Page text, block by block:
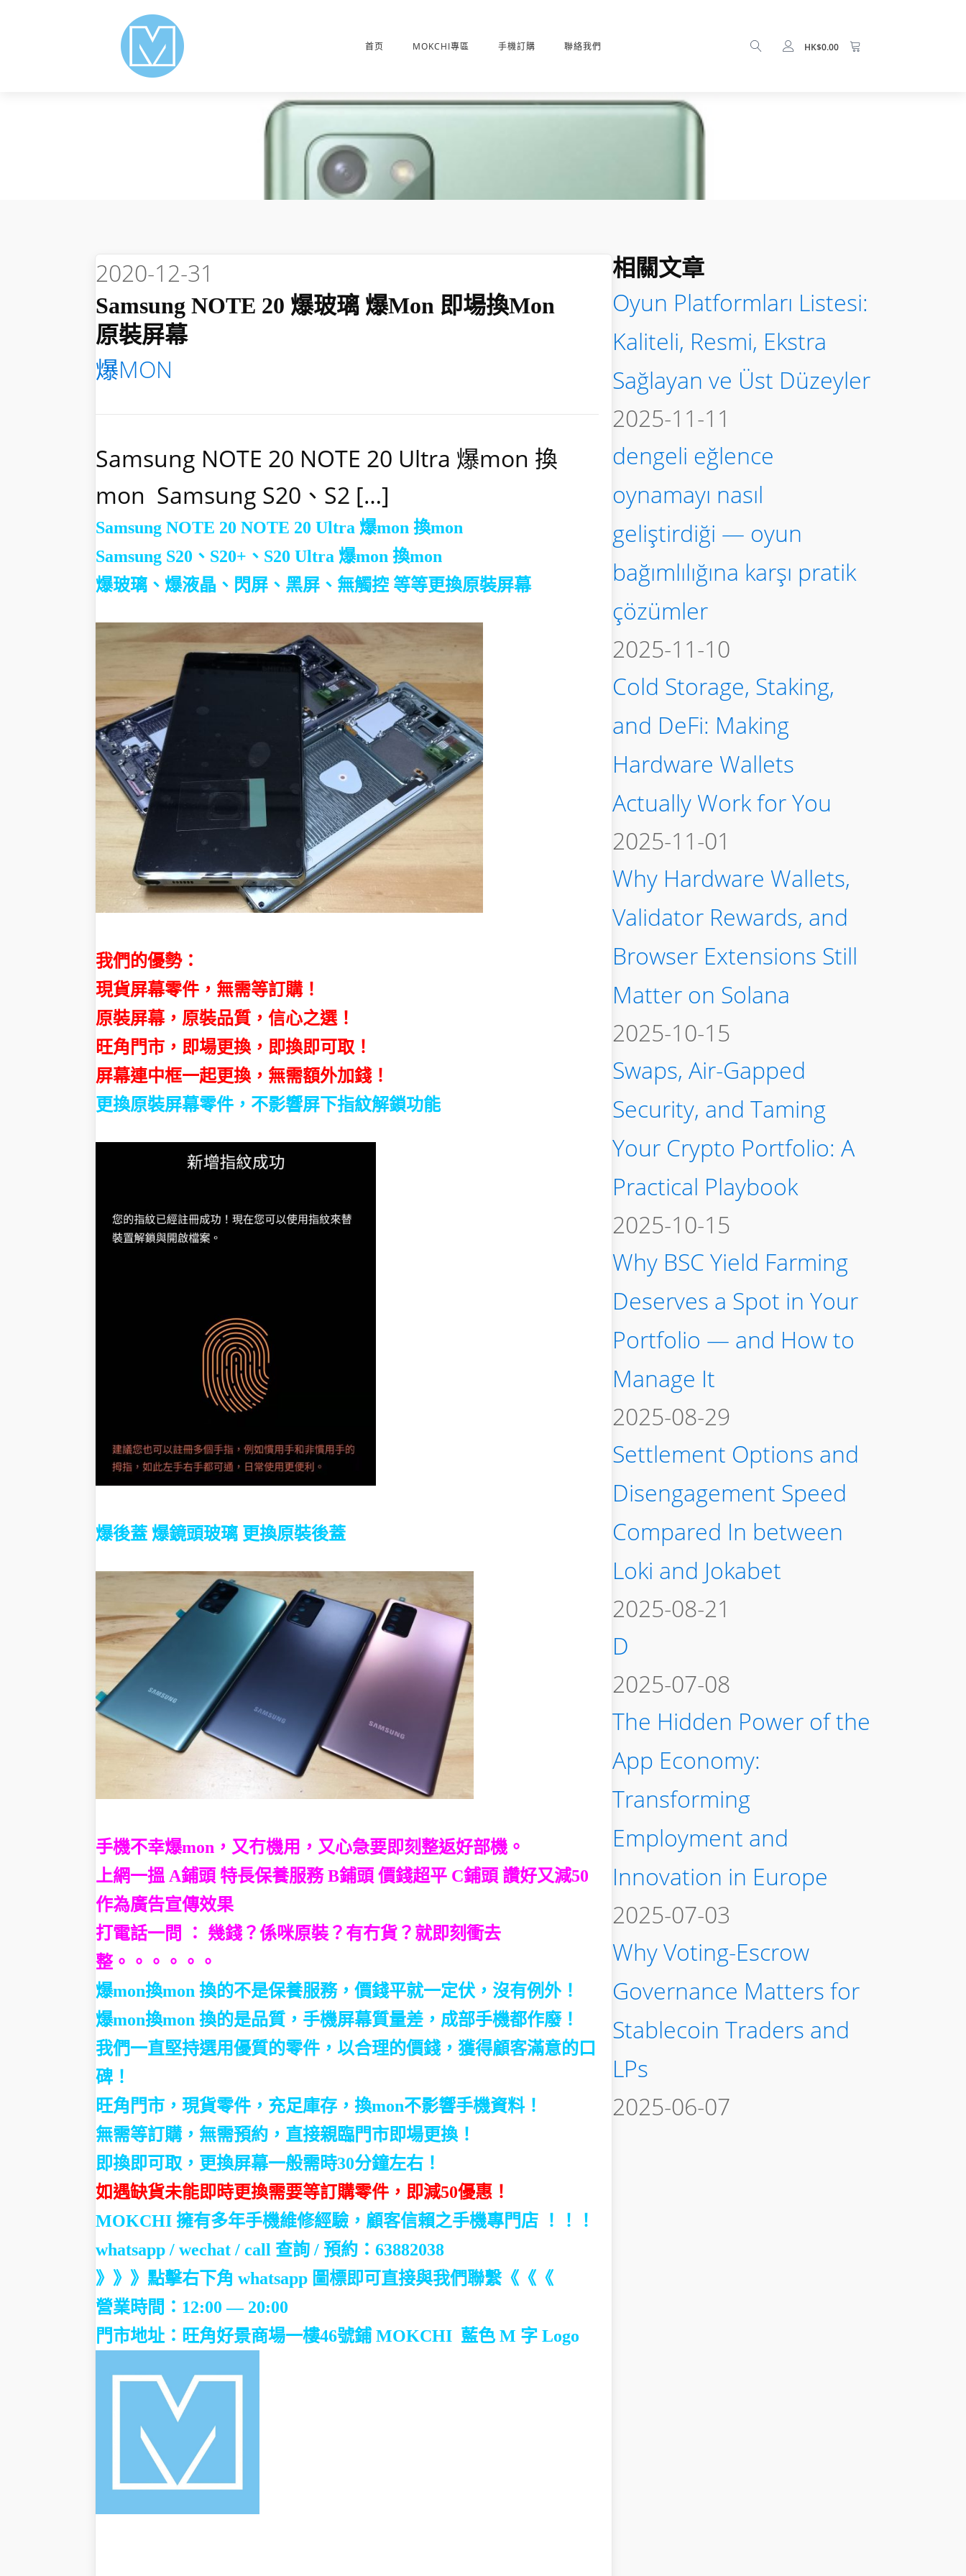
首页 MOKCHI專區 手機訂購 聯絡我們 HK$0.00
2020-12-31
Samsung NOTE 20 爆玻璃 爆mon 即場換mon
原裝屏幕
爆MON
Samsung NOTE 20 NOTE 20 Ultra 爆mon 換
mon Samsung S20、S2 […]
Samsung NOTE 20 NOTE 20 Ultra 爆mon 換mon
Samsung S20、S20+、S20 Ultra 爆mon 換mon
爆玻璃、爆液晶、閃屏、黑屏、無觸控 等等更換原裝屏幕
我們的優勢：
現貨屏幕零件，無需等訂購！
原裝屏幕，原裝品質，信心之選！
旺角門市， 即場更換，即換即可取！
屏幕連中框一起更換，無需額外加錢！
更換原裝屏幕零件，不影響屏下指紋解鎖功能
爆後蓋 爆鏡頭玻璃 更換原裝後蓋
手機不幸爆mon，又冇機用，又心急要即刻整返好部機。
上網一搵 A鋪頭 特長保養服務 B鋪頭 價錢超平 C鋪頭 讚好又減50
作為廣告宣傳效果
打電話一問 ： 幾錢？係咪原裝？有冇貨？就即刻衝去
整。。。。。。
爆mon換mon 換的不是保養服務，價錢平就一定伏，沒有例外！
爆mon換mon 換的是品質，手機屏幕質量差，成部手機都作廢！
我們一直堅持選用優質的零件，以合理的價錢，獲得顧客滿意的口
碑！
旺角門市，現貨零件，充足庫存，換mon不影響手機資料！
無需等訂購， 無需預約，直接親臨門市即場更換！
即換即可取，更換屏幕一般需時30分鐘左右！
如遇缺貨未能即時更換需要等訂購零件，即減50優惠！
MOKCHI 擁有多年手機維修經驗，顧客信賴之手機專門店 ！！！
whatsapp / wechat / call 查詢 / 預約：63882038
》》》點擊右下角 whatsapp 圖標即可直接與我們聯繫《《《
營業時間：12:00 — 20:00
門市地址： 旺角好景商場一樓46號鋪 MOKCHI 藍色 M 字 Logo
相關文章
Oyun Platformları Listesi:
Kaliteli, Resmi, Ekstra
Sağlayan ve Üst Düzeyler
2025-11-11
dengeli eğlence
oynamayı nasıl
geliştirdiği — oyun
bağımlılığına karşı pratik
çözümler
2025-11-10
Cold Storage, Staking,
and DeFi: Making
Hardware Wallets
Actually Work for You
2025-11-01
Why Hardware Wallets,
Validator Rewards, and
Browser Extensions Still
Matter on Solana
2025-10-15
Swaps, Air-Gapped
Security, and Taming
Your Crypto Portfolio: A
Practical Playbook
2025-10-15
Why BSC Yield Farming
Deserves a Spot in Your
Portfolio — and How to
Manage It
2025-08-29
Settlement Options and
Disengagement Speed
Compared In between
Loki and Jokabet
2025-08-21
D
2025-07-08
The Hidden Power of the
App Economy:
Transforming
Employment and
Innovation in Europe
2025-07-03
Why Voting-Escrow
Governance Matters for
Stablecoin Traders and
LPs
2025-06-07